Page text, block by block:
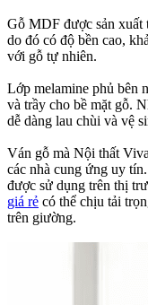
Gỗ MDF được sản xuất
do đó có độ bền cao,
với gỗ tự nhiên.
Lớp melamine phủ bên
và trầy cho bề mặt gỗ.
dễ dàng lau chùi và vệ
Ván gỗ mà Nội thất
các nhà cung ứng uy
được sử dụng trên thị
giá rẻ có thể chịu tải
trên giường.